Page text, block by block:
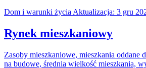
Dom i warunki życia Aktualizacja: 3 gru
Rynek mieszkaniowy
Zasoby mieszkaniowe, mieszkania oddane
na budowę, średnia wielkość mieszkania,